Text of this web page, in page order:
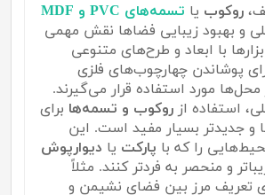
روکوب یا تسمه‌های PVC و MDF
و بهبود زیبایی فضاها نقش مهمی
با ابعاد و طرح‌های متنوعی
پوشاندن چهارچوب‌های فلزی
مورد استفاده قرار می‌گیرند.
استفاده از روکوب و تسمه‌ها برای
و جدیدتر بسیار مفید است. این
را که با پارکت یا دیوارپوش
و منحصر به فرد‌تر کنند. مثلاً
تعریف مرز بین فضای نشیمن و